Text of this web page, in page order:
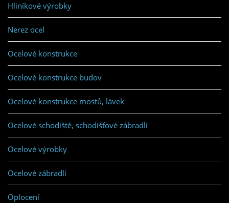
Hliníkové výrobky
Nerez ocel
Ocelové konstrukce
Ocelové konstrukce budov
Ocelové konstrukce mostů, lávek
Ocelové schodiště, schodišťové zábradlí
Ocelové výrobky
Ocelové zábradlí
Oplocení